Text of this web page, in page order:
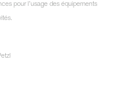
pour l’usage des équipements